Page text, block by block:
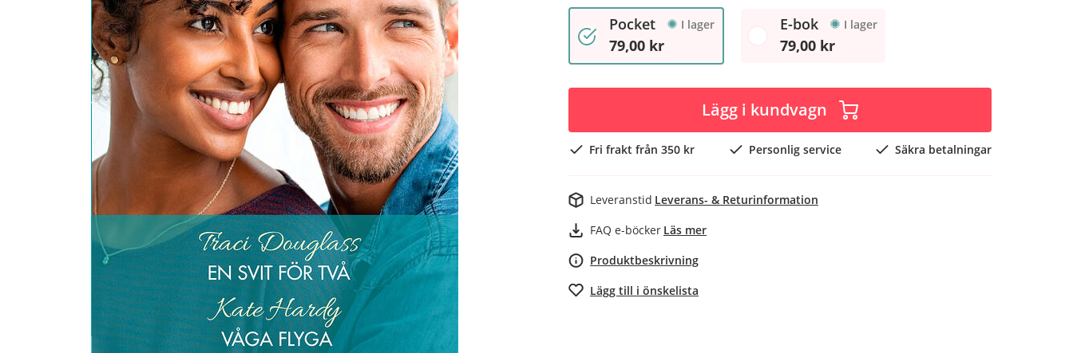
Pocket I lager
79,00 kr
E-bok I lager
79,00 kr
Lägg i kundvagn
Fri frakt från 350 kr Personlig service Säkra betalningar
Leveranstid Leverans- & Returinformation
FAQ e-böcker Läs mer
Produktbeskrivning
Lägg till i önskelista